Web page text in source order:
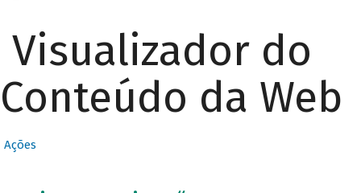
Visualizador do
Conteúdo da Web
Ações